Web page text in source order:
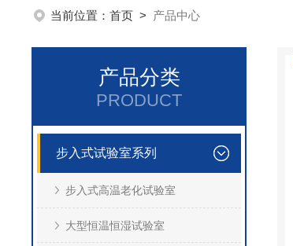
当前位置： 首页 > 产品中心
产品分类
PRODUCT
步入式试验室系列
步入式高温老化试验室
大型恒温恒湿试验室